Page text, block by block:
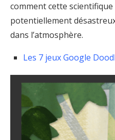
comment cette
potentiellement
dans l’atmosphère.
Les 7 jeux Google